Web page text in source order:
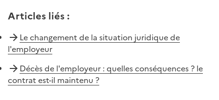
Articles liés :
Le changement de la situation juridique de
l'employeur
Décès de l'employeur : quelles conséquences ? le
contrat est-il maintenu ?